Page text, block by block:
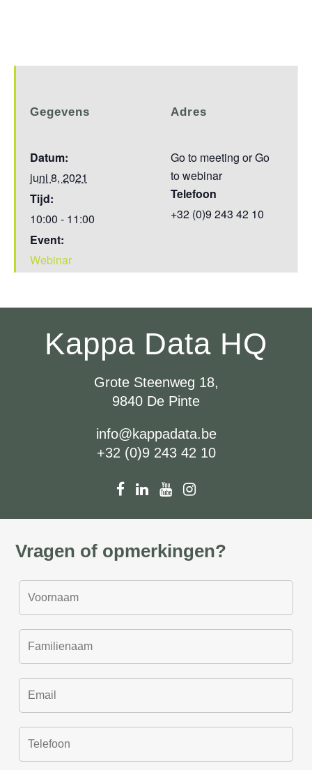
Gegevens
Datum:
juni 8, 2021
Tijd:
10:00 - 11:00
Event:
Webinar
Adres
Go to meeting or Go
to webinar
Telefoon
+32 (0)9 243 42 10
Kappa Data HQ
Grote Steenweg 18,
9840 De Pinte
info@kappadata.be
+32 (0)9 243 42 10
Vragen of opmerkingen?